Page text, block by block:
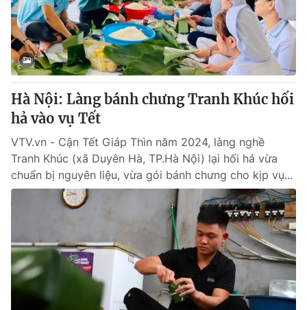
Cơ quan chủ quản:Đài Truyền hình Việt Nam
Cơ quan báo chí:Thời báo VTV
Giấy phép hoạt động báo in và báo điện tử số 483/GP-BTTTT
cấp ngày 29/12/2023
Tổng Biên tập:Vũ Thanh Thủy
Phó Tổng Biên tập:Nguyễn Thị Mỹ Hạnh, Phạm Quốc Thắng,
Nguyễn Trọng Ninh
Tổng đài VTV:
024.38 355 931 - 024.38 355 932
Ðiện thoại Thời báo VTV: 024.66 897 897
Email:toasoan@vtv.vn
Liên hệ quảng cáo:024-7300.7108
Hà Nội: Làng bánh chưng Tranh Khúc hối
hả vào vụ Tết
VTV.vn - Cận Tết Giáp Thìn năm 2024, làng nghề
Tranh Khúc (xã Duyên Hà, TP.Hà Nội) lại hối hả vừa
chuẩn bị nguyên liệu, vừa gói bánh chưng cho kịp vụ...